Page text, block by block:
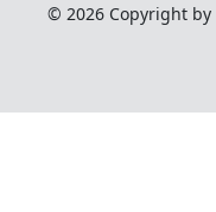
© 2026 Copyright by